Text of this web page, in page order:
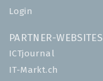
Login
PARTNER-WEBSITES
ICTjournal
IT-Markt.ch